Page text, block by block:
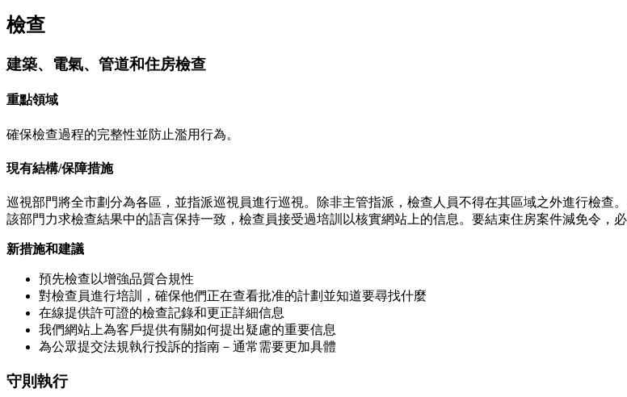
檢查
建築、電氣、管道和住房檢查
重點領域
確保檢查過程的完整性並防止濫用行為。
現有結構/保障措施
巡視部門將全市劃分為各區，並指派巡視員進行巡視。除非主管指派，檢查人員不得在其區域之外進行檢查
該部門力求檢查結果中的語言保持一致，檢查員接受過培訓以核實網站上的信息。要結束住房案件減免令，
新措施和建議
預先檢查以增強品質合規性
對檢查員進行培訓，確保他們正在查看批准的計劃並知道要尋找什麼
在線提供許可證的檢查記錄和更正詳細信息
我們網站上為客戶提供有關如何提出疑慮的重要信息
為公眾提交法規執行投訴的指南－通常需要更加具體
守則執行